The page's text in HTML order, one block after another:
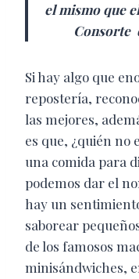
el mismo que
Consorte
Si hay algo que
repostería,
las mejores,
es que, ¿quién no
una comida para
podemos dar el
hay un
saborear
de los famosos
minisándwiches,